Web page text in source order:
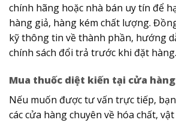
chính hãng hoặc nhà bán uy tín để
hàng giả, hàng kém chất lượng.
kỹ thông tin về thành phần, hướng
chính sách đổi trả trước khi đặt hàng.
Mua thuốc diệt kiến tại cửa
Nếu muốn được tư vấn trực tiếp,
các cửa hàng chuyên về hóa chất,